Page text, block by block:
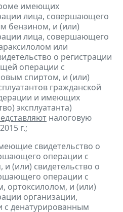
имеющих
лица, совершающего
бензином, и (или)
лица, совершающего
или
о регистрации
операции с
спиртом, и (или)
гражданской
и имеющих
эксплуатанта)
налоговую
г.;
свидетельство о
операции с
(или) свидетельство о
операции с
ортоксилолом, и (или)
организации,
денатурированным